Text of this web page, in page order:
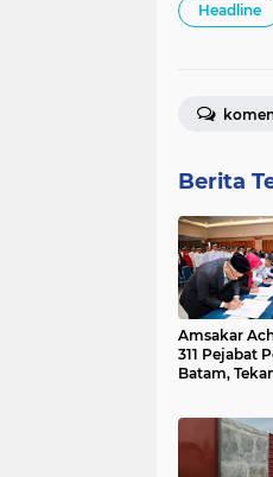
Headline
Berita
Amsakar
311 Pejabat
Batam,